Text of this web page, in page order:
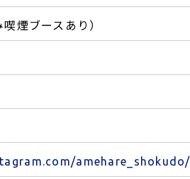
煙ブースあり）
amehare_shokudo/